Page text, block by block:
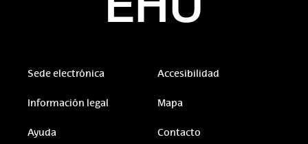
Sede electrónica Accesibilidad
Información legal Mapa
Ayuda Contacto